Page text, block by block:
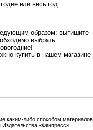
или весь год.
образом: выпишите
выбрать
купить в нашем магазине
каким-либо способом материалов
«Финпресс».